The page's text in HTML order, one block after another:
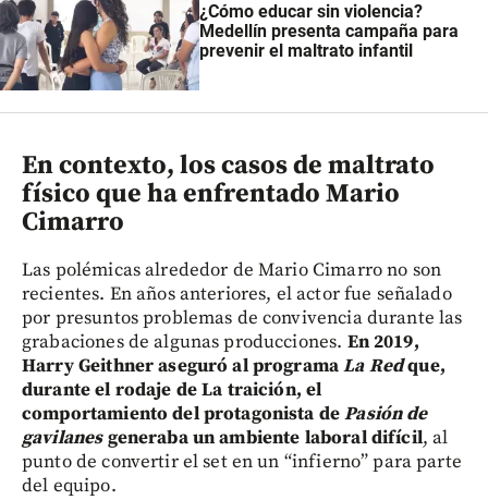
¿Cómo educar sin violencia?
Medellín presenta campaña para
prevenir el maltrato infantil
En contexto, los casos de maltrato
físico que ha enfrentado Mario
Cimarro
Las polémicas alrededor de Mario Cimarro no son
recientes. En años anteriores, el actor fue señalado
por presuntos problemas de convivencia durante las
grabaciones de algunas producciones. En 2019,
Harry Geithner aseguró al programaLa Redque,
durante el rodaje de La traición, el
comportamiento del protagonista dePasión de
gavilanesgeneraba un ambiente laboral difícil, al
punto de convertir el set en un “infierno” para parte
del equipo.